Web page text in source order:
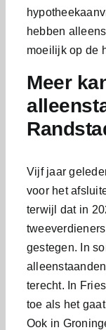
hebben
moeilijk op de
Meer
Vijf jaar
voor het
terwijl dat in
gestegen. In
terecht. In
toe als het
Ook in